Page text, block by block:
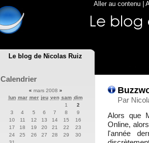
Le blog de Nicolas Ruiz
Aller au contenu
Par
Alors que
Online,
l'année
Calendrier
« mars 2008 »
lun mar mer jeu ven sam dim
1
2
3
4 5 6 7 8
9
10
11 12 13 14 15
16
17
18 19 20 21 22
23
24
25 26 27 28 29
30